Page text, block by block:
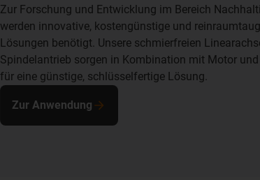
Durch die Verwendung von Zement entsteht beim
Betondrucker eine hohe Staubbelastung, der die
standhalten müssen. Weiterhin wird eine möglichst
Lebensdauer und schnelle Wartung benötigt. Unsere
Lösungen und schmierfreie Zahnriemenachsen
lange Lebensdauer trotz Schmutzbelastung.
Zur Anwendung